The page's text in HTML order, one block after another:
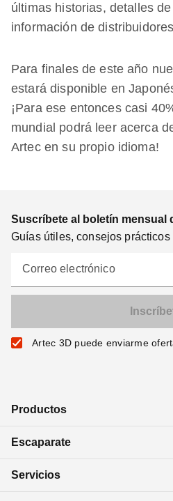
últimas historias, detalles
información de
Para finales de este año
estará disponible en
¡Para ese entonces casi
mundial podrá leer acerca
Artec en su propio idioma!
Suscríbete al boletín mensual
Guías útiles, consejos prácticos
Correo electrónico
Artec 3D puede enviarme
Productos
Escaparate
Servicios